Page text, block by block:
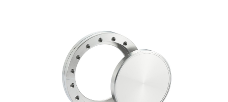
ダウンロードする